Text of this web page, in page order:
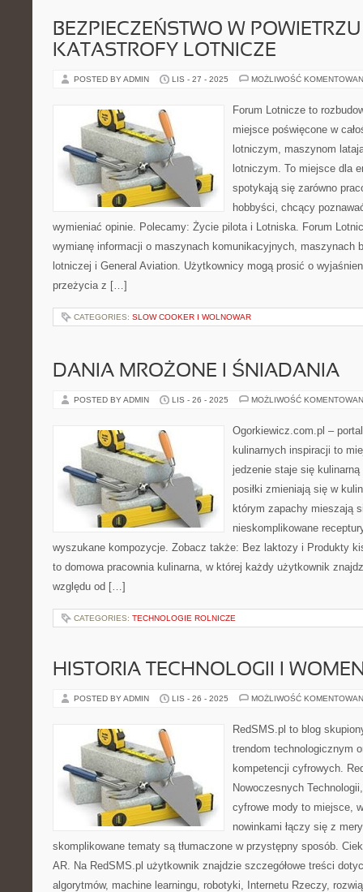
BEZPIECZEŃSTWO W
KATASTROFY LOTNICZE
POSTED BY ADMIN LIS - 27 - 2025 MOŻLIWOŚĆ
Forum Lotnicze to
miejsce poświęcone w
lotniczym, maszynom
lotniczym. To miejsce dla
spotykają się zarówno
hobbyści, chcący
wymieniać opinie. Polecamy: Życie pilota i Lotniska. Forum
wymianę informacji o maszynach komunikacyjnych, maszynach
lotniczej i General Aviation. Użytkownicy mogą prosić o
przeżycia z […]
CATEGORIES: SLOW COOKER I WOLNOWAR
DANIA MROŻONE I ŚNIADANIA
POSTED BY ADMIN LIS - 26 - 2025 MOŻLIWOŚĆ
Ogorkiewicz.com.pl –
kulinarnych inspiracji to
jedzenie staje się
posiłki zmieniają się w
którym zapachy mieszają
nieskomplikowane
wyszukane kompozycje. Zobacz także: Bez laktozy i Produkty
to domowa pracownia kulinarna, w której każdy użytkownik
względu od […]
CATEGORIES: TECHNOLOGIE ROLNICZE
HISTORIA TECHNOLOGII I
POSTED BY ADMIN LIS - 26 - 2025 MOŻLIWOŚĆ
RedSMS.pl to blog
trendom technologicznym
kompetencji cyfrowych.
Nowoczesnych
cyfrowe mody to miejsce,
nowinkami łączy się z
skomplikowane tematy są tłumaczone w przystępny sposób.
AR. Na RedSMS.pl użytkownik znajdzie szczegółowe treści
algorytmów, machine learningu, robotyki, Internetu Rzeczy,